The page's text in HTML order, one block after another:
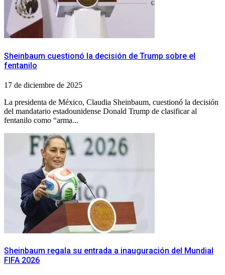
Sheinbaum cuestionó la decisión de Trump sobre el
fentanilo
17 de diciembre de 2025
La presidenta de México, Claudia Sheinbaum, cuestionó la decisión
del mandatario estadounidense Donald Trump de clasificar al
fentanilo como “arma...
Sheinbaum regala su entrada a inauguración del Mundial
FIFA 2026